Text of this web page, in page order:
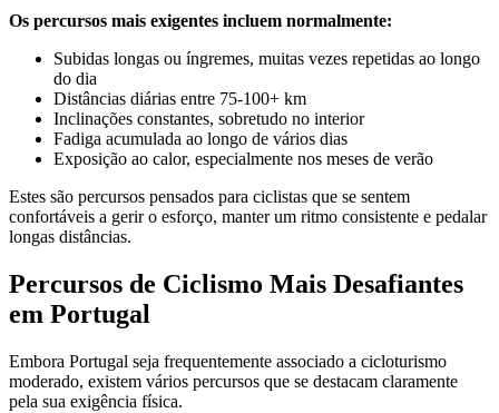
Caminho Francês de Santiago de Compostela
8 Dias|4/5
Os percursos mais exigentes incluem normalmente:
Subidas longas ou íngremes, muitas vezes repetidas ao longo
do dia
Distâncias diárias entre 75-100+ km
Inclinações constantes, sobretudo no interior
Fadiga acumulada ao longo de vários dias
Exposição ao calor, especialmente nos meses de verão
Estes são percursos pensados para ciclistas que se sentem
confortáveis a gerir o esforço, manter um ritmo consistente e pedalar
longas distâncias.
Percursos de Ciclismo Mais Desafiantes
em Portugal
Embora Portugal seja frequentemente associado a cicloturismo
moderado, existem vários percursos que se destacam claramente
pela sua exigência física.